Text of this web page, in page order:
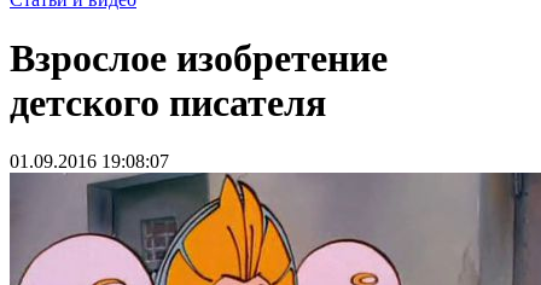
Взрослое изобретение
детского писателя
01.09.2016 19:08:07